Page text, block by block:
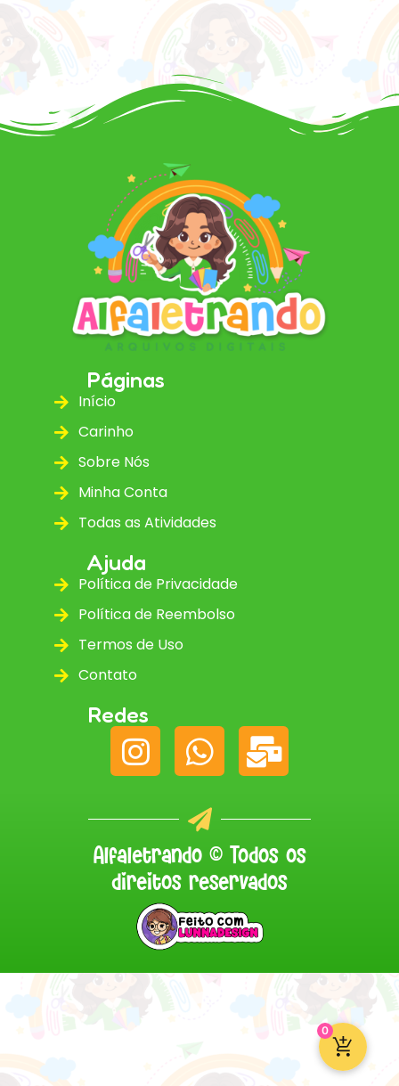
Páginas
Início
Carinho
Sobre Nós
Minha Conta
Todas as Atividades
Ajuda
Política de Privacidade
Política de Reembolso
Termos de Uso
Contato
Redes
Alfaletrando © Todos os
direitos reservados
0